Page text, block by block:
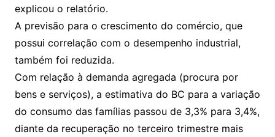
explicou o relatório.
A previsão para o crescimento do comércio, que
possui correlação com o desempenho industrial,
também foi reduzida.
Com relação à demanda agregada (procura por
bens e serviços), a estimativa do BC para a variação
do consumo das famílias passou de 3,3% para 3,4%,
diante da recuperação no terceiro trimestre mais